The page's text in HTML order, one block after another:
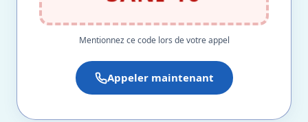
Mentionnez ce code lors de votre appel
Appeler maintenant